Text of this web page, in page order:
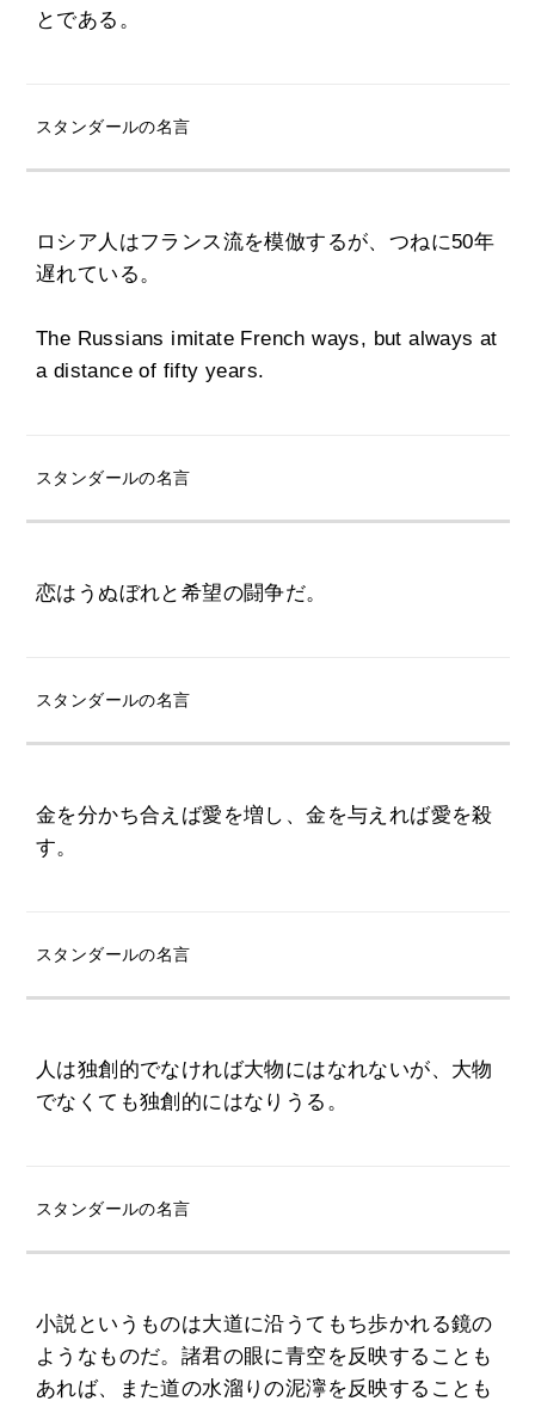
とである。
スタンダールの名言
ロシア人はフランス流を模倣するが、つねに50年
遅れている。
The Russians imitate French ways, but always at
a distance of fifty years.
スタンダールの名言
恋はうぬぼれと希望の闘争だ。
スタンダールの名言
金を分かち合えば愛を増し、金を与えれば愛を殺
す。
スタンダールの名言
人は独創的でなければ大物にはなれないが、大物
でなくても独創的にはなりうる。
スタンダールの名言
小説というものは大道に沿うてもち歩かれる鏡の
ようなものだ。諸君の眼に青空を反映することも
あれば、また道の水溜りの泥濘を反映することも